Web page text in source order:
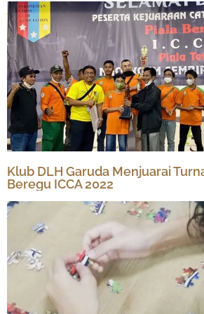
Klub DLH Garuda Menjuarai
Beregu ICCA 2022